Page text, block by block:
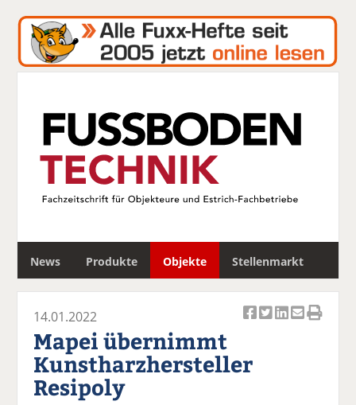
News Produkte Objekte Stellenmarkt
c
k
14.01.2022
Mapei übernimmt
Kunstharzhersteller
Resipoly